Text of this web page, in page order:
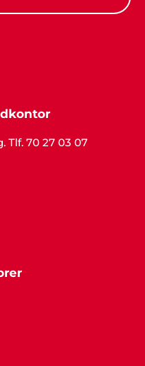
Tlf. 70 27 03 07